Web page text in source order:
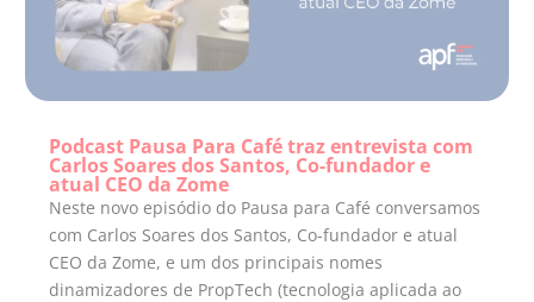
Podcast Pausa Para Café traz entrevista com
Carlos Soares dos Santos, Co-fundador e
atual CEO da Zome
Neste novo episódio do Pausa para Café conversamos
com Carlos Soares dos Santos, Co-fundador e atual
CEO da Zome, e um dos principais nomes
dinamizadores de PropTech (tecnologia aplicada ao